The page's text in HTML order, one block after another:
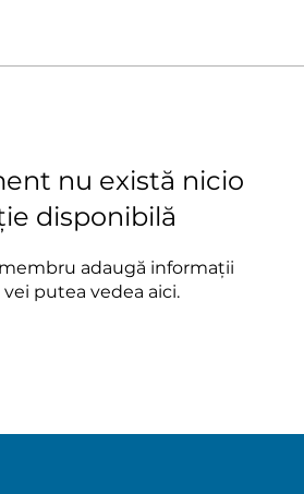
nu există nicio
disponibilă
adaugă informații
vei putea vedea aici.